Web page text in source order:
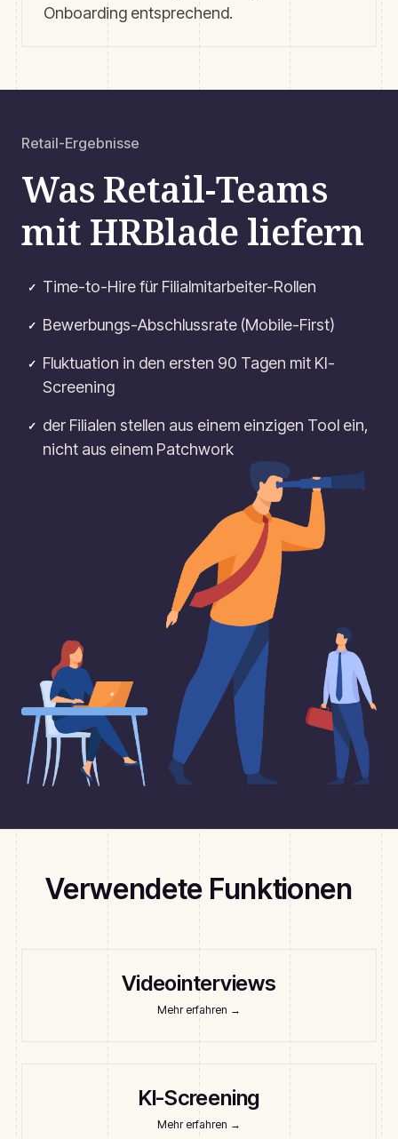
Onboarding entsprechend.
Retail-Ergebnisse
Was Retail-Teams
mit HRBlade liefern
✓ Time-to-Hire für Filialmitarbeiter-Rollen
✓ Bewerbungs-Abschlussrate (Mobile-First)
✓ Fluktuation in den ersten 90 Tagen mit KI-
Screening
✓ der Filialen stellen aus einem einzigen Tool ein,
nicht aus einem Patchwork
Verwendete Funktionen
Videointerviews
Mehr erfahren →
KI-Screening
Mehr erfahren →